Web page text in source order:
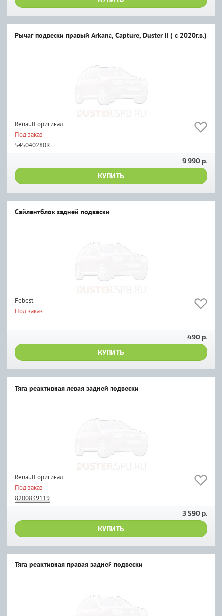
Рычаг подвески правый Arkana, Capture, Duster II ( с 2020г.в.)
Renault оригинал
Под заказ
545040280R
9 990 р.
КУПИТЬ
Сайлентблок задней подвески
Febest
Под заказ
490 р.
КУПИТЬ
Тяга реактивная левая задней подвески
Renault оригинал
Под заказ
8200839119
3 590 р.
КУПИТЬ
Тяга реактивная правая задней подвески